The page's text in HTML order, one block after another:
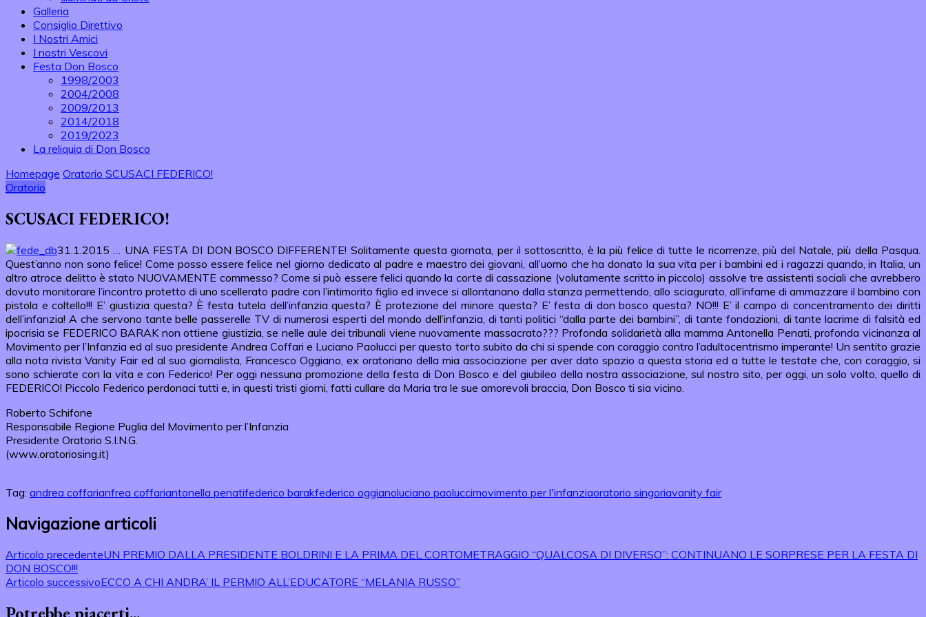
Galleria
Consiglio Direttivo
I Nostri Amici
I nostri Vescovi
Festa Don Bosco
1998/2003
2004/2008
2009/2013
2014/2018
2019/2023
La reliquia di Don Bosco
Homepage Oratorio SCUSACI FEDERICO!
Oratorio
SCUSACI FEDERICO!
31.1.2015 … UNA FESTA DI DON BOSCO DIFFERENTE! Solitamente questa giornata, per il sottoscritto, è la più felice di tutte le ricorrenze, più del Natale, più della Pasqua.
Quest’anno non sono felice! Come posso essere felice nel giorno dedicato al padre e maestro dei giovani, all’uomo che ha donato la sua vita per i bambini ed i ragazzi quando, in Italia, un
altro atroce delitto è stato NUOVAMENTE commesso? Come si può essere felici quando la corte di cassazione (volutamente scritto in piccolo) assolve tre assistenti sociali che avrebbero
dovuto monitorare l’incontro protetto di uno scellerato padre con l’intimorito figlio ed invece si allontanano dalla stanza permettendo, allo sciagurato, all’infame di ammazzare il bambino con
pistola e coltello!!! E’ giustizia questa? È festa tutela dell’infanzia questa? È protezione del minore questa? E’ festa di don bosco questa? NO!!! E’ il campo di concentramento dei diritti
dell’infanzia! A che servono tante belle passerelle TV di numerosi esperti del mondo dell’infanzia, di tanti politici “dalla parte dei bambini”, di tante fondazioni, di tante lacrime di falsità ed
ipocrisia se FEDERICO BARAK non ottiene giustizia, se nelle aule dei tribunali viene nuovamente massacrato??? Profonda solidarietà alla mamma Antonella Penati, profonda vicinanza al
Movimento per l’Infanzia ed al suo presidente Andrea Coffari e Luciano Paolucci per questo torto subito da chi si spende con coraggio contro l’adultocentrismo imperante! Un sentito grazie
alla nota rivista Vanity Fair ed al suo giornalista, Francesco Oggiano, ex oratoriano della mia associazione per aver dato spazio a questa storia ed a tutte le testate che, con coraggio, si
sono schierate con la vita e con Federico! Per oggi nessuna promozione della festa di Don Bosco e del giubileo della nostra associazione, sul nostro sito, per oggi, un solo volto, quello di
FEDERICO! Piccolo Federico perdonaci tutti e, in questi tristi giorni, fatti cullare da Maria tra le sue amorevoli braccia, Don Bosco ti sia vicino.
Roberto Schifone
Responsabile Regione Puglia del Movimento per l’Infanzia
Presidente Oratorio S.I.N.G.
(www.oratoriosing.it)
Tag: andrea coffarianfrea coffariantonella penatifederico barakfederico oggianoluciano paoluccimovimento per l'infanziaoratorio singoriavanity fair
Navigazione articoli
Articolo precedenteUN PREMIO DALLA PRESIDENTE BOLDRINI E LA PRIMA DEL CORTOMETRAGGIO “QUALCOSA DI DIVERSO”: CONTINUANO LE SORPRESE PER LA FESTA DI
DON BOSCO!!!
Articolo successivoECCO A CHI ANDRA’ IL PERMIO ALL’EDUCATORE “MELANIA RUSSO”